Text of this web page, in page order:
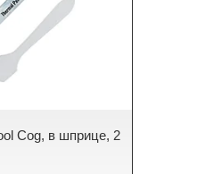
Cog, в шприце, 2